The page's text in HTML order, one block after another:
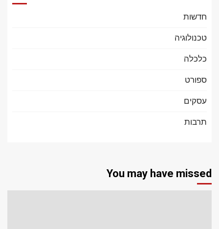
חדשות
טכנולוגיה
כלכלה
ספורט
עסקים
תרבות
You may have missed